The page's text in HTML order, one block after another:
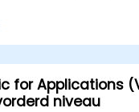
methoden en stellen
te ontwerpen die
for Applications
niveau